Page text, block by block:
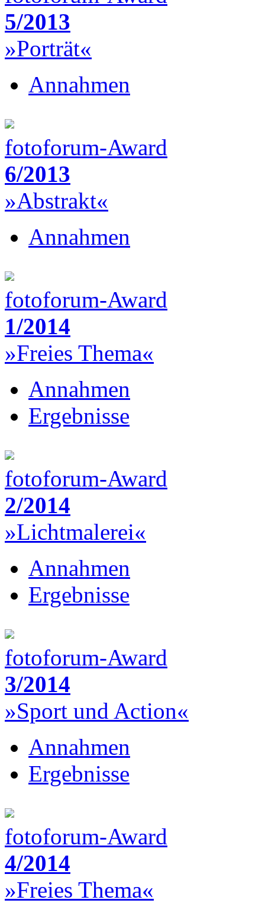
5/2013
»Porträt«
Annahmen
fotoforum-Award
6/2013
»Abstrakt«
Annahmen
fotoforum-Award
1/2014
»Freies Thema«
Annahmen
Ergebnisse
fotoforum-Award
2/2014
»Lichtmalerei«
Annahmen
Ergebnisse
fotoforum-Award
3/2014
»Sport und Action«
Annahmen
Ergebnisse
fotoforum-Award
4/2014
»Freies Thema«